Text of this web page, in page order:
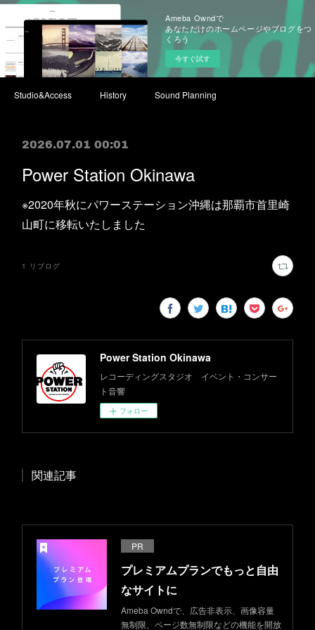
Ameba Owndで
あなただけのホームページやブログをつ
くろう
今すぐ試す
Studio&Access History Sound Planning
2026.07.01 00:01
Power Station Okinawa
※2020年秋にパワーステーション沖縄は那覇市首里崎
山町に移転いたしました
1 リブログ
Power Station Okinawa
レコーディングスタジオ イベント・コンサー
ト音響
フォロー
関連記事
PR
プレミアムプランでもっと自由
なサイトに
Ameba Owndで、広告非表示、画像容量
無制限、ページ数無制限などの機能を開放